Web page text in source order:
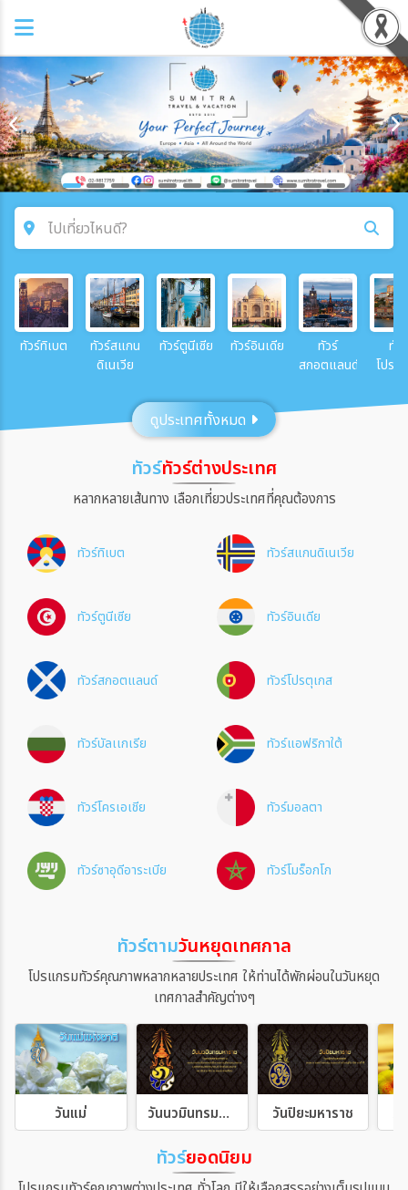
ไปเที่ยวไหนดี?
คำค้นหา
ประเทศ
สายการบิน
ตั้งแต่วันที่
ถึงวันที่
เฉพาะเดือน
เฉพาะเทศกาล
ระหว่าง
ค้นหา
ทัวร์ทิเบต
ทัวร์สแกน
ดิเนเวีย
ทัวร์ตูนีเซีย ทัวร์อินเดีย
ทัวร์
สกอตแลนด์
ทัวร์
โปรตุ
ดูประเทศทั้งหมด
ทัวร์ทัวร์ต่างประเทศ
หลากหลายเส้นทาง เลือกเที่ยวประเทศที่คุณต้องการ
ทัวร์ทิเบต ทัวร์สแกนดิเนเวีย
ทัวร์ตูนีเซีย ทัวร์อินเดีย
ทัวร์สกอตแลนด์ ทัวร์โปรตุเกส
ทัวร์บัลเเกเรีย ทัวร์แอฟริกาใต้
ทัวร์โครเอเชีย ทัวร์มอลตา
ทัวร์ซาอุดีอาระเบีย ทัวร์โมร็อกโก
ทัวร์ตามวันหยุดเทศกาล
โปรแกรมทัวร์คุณภาพหลากหลายประเทศ ให้ท่านได้พักผ่อนในวันหยุด
เทศกาลสำคัญต่างๆ
วันแม่ วันนวมินทรมหาราช วันปิยะมหาราช
ทัวร์ยอดนิยม